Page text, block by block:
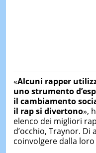
«Alcuni rapper
uno strumento
il cambiamento
il rap si divertono»,
elenco dei migliori
d’occhio, Traynor.
coinvolgere dalla loro